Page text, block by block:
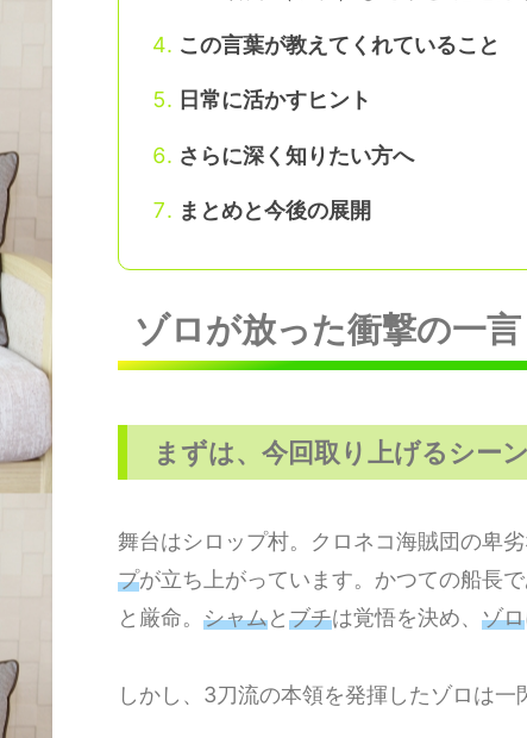
この言葉が教えてくれていること
日常に活かすヒント
さらに深く知りたい方へ
まとめと今後の展開
ゾロが放った衝撃の一言
まずは、今回取り上げるシー
舞台はシロップ村。クロネコ海賊団の卑
プが立ち上がっています。かつての船長
と厳命。 シャムとブチは覚悟を決め、 ゾロ
しかし、3刀流の本領を発揮したゾロは一